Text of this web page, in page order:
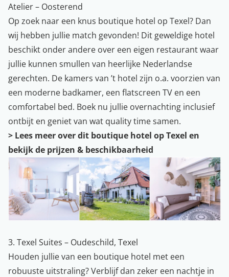
Atelier – Oosterend
Op zoek naar een knus boutique hotel op Texel? Dan
wij hebben jullie match gevonden! Dit geweldige hotel
beschikt onder andere over een eigen restaurant waar
jullie kunnen smullen van heerlijke Nederlandse
gerechten. De kamers van ’t hotel zijn o.a. voorzien van
een moderne badkamer, een flatscreen TV en een
comfortabel bed. Boek nu jullie overnachting inclusief
ontbijt en geniet van wat quality time samen.
> Lees meer over dit boutique hotel op Texel en
bekijk de prijzen & beschikbaarheid
3. Texel Suites – Oudeschild, Texel
Houden jullie van een boutique hotel met een
robuuste uitstraling? Verblijf dan zeker een nachtje in